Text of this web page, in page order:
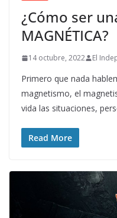
¿Cómo ser
MAGNÉTICA?
14 octubre, 2022 El
Primero que nada
magnetismo, el
vida las situaciones,
Read More